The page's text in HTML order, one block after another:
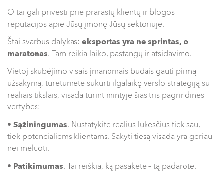
O tai gali privesti prie prarastų klientų ir blogos
reputacijos apie Jūsų įmonę Jūsų sektoriuje.
Štai svarbus dalykas: eksportas yra ne sprintas, o
maratonas. Tam reikia laiko, pastangų ir atsidavimo.
Vietoj skubėjimo visais įmanomais būdais gauti pirmą
užsakymą, turėtumėte sukurti ilgalaikę verslo strategiją su
realiais tikslais, visada turint mintyje šias tris pagrindines
vertybes:
• Sąžiningumas. Nustatykite realius lūkesčius tiek sau,
tiek potencialiems klientams. Sakyti tiesą visada yra geriau
nei meluoti.
• Patikimumas. Tai reiškia, ką pasakėte – tą padarote.